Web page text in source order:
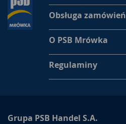
Obsługa zamówień
O PSB Mrówka
Regulaminy
Grupa PSB Handel S.A.